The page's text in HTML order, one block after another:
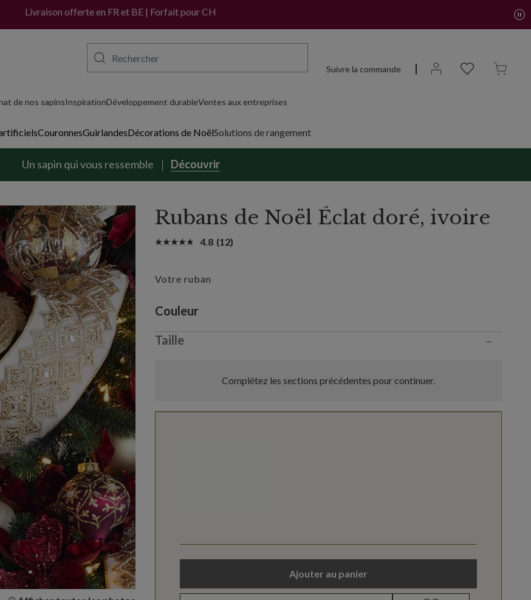
Livraison offerte en FR et BE | Forfait pour CH
Suivre la commande
de nos sapinsInspirationDéveloppement durableVentes aux entreprises
CouronnesGuirlandesDécorations de NoëlSolutions de rangement
Un sapin qui vous ressemble Découvrir
Rubans de Noël Éclat doré, ivoire
4.8 (12)
Votre ruban
Variant selection
Couleur
Taille
−
Complétez les sections précédentes pour continuer.
Ajouter au panier